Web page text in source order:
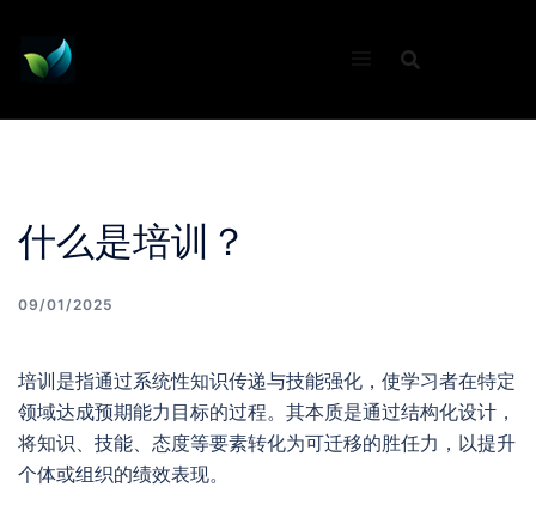
content
什么是培训？
09/01/2025
培训是指通过系统性知识传递与技能强化，使学习者在特定
领域达成预期能力目标的过程。其本质是通过结构化设计，
将知识、技能、态度等要素转化为可迁移的胜任力，以提升
个体或组织的绩效表现。